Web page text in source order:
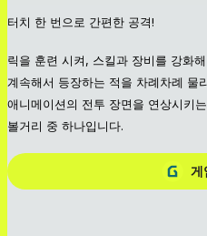
터치 한 번으로 간편한 공격!
릭을 훈련 시켜, 스킬과 장비를 강화
계속해서 등장하는 적을 차례차례 물
애니메이션의 전투 장면을 연상시키
볼거리 중 하나입니다.
게